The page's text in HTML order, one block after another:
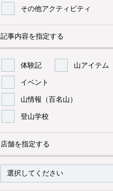
その他アクティビティ
記事内容を指定する
体験記 山アイテム
イベント
山情報（百名山）
登山学校
店舗を指定する